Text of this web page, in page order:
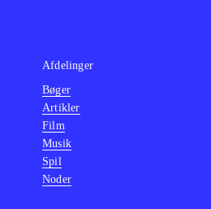
Afdelinger
Bøger
Artikler
Film
Musik
Spil
Noder